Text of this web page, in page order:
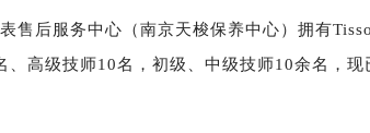
售后服务中心（南京天梭保养中心）拥有
、高级技师10名，初级、中级技师10余名，